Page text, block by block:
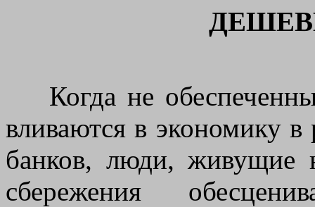
Когда не
вливаются в экономику в
банков, люди, живущие
сбережения